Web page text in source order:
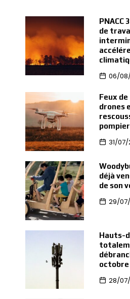
PNACC
de
06/
Feux
drones
31/
déjà
de son
29/
Hauts-
octobre
28/